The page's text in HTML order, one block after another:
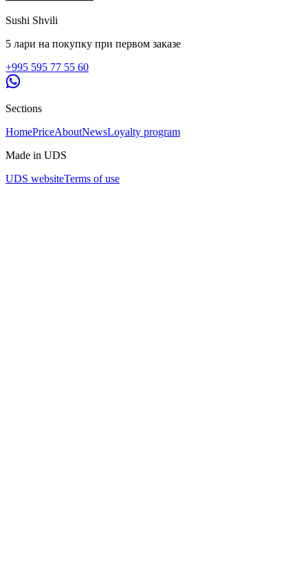
Sushi Shvili
5 лари на покупку при первом заказе
+995 595 77 55 60
Sections
HomePriceAboutNewsLoyalty program
Made in UDS
UDS websiteTerms of use